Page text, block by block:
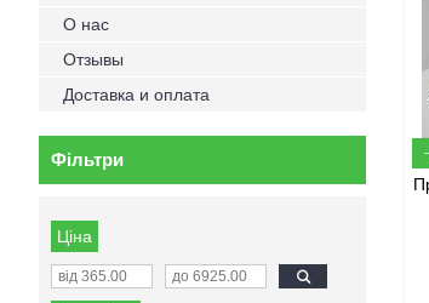
О нас
Отзывы
Доставка и оплата
Фільтри
Ціна